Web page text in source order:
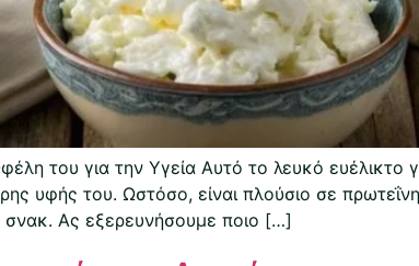
του για την Υγεία Αυτό το λευκό ευέλικτο
υφής του. Ωστόσο, είναι πλούσιο σε
σνακ. Ας εξερευνήσουμε ποιο […]